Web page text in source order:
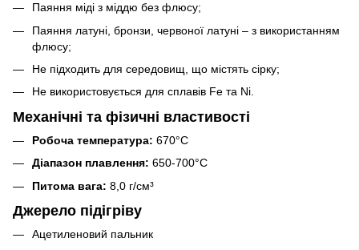
Паяння міді з міддю без флюсу;
Паяння латуні, бронзи, червоної латуні – з використанням
флюсу;
Не підходить для середовищ, що містять сірку;
Не використовується для сплавів Fe та Ni.
Механічні та фізичні властивості
Робоча температура: 670°C
Діапазон плавлення: 650-700°C
Питома вага: 8,0 г/см³
Джерело підігріву
Ацетиленовий пальник